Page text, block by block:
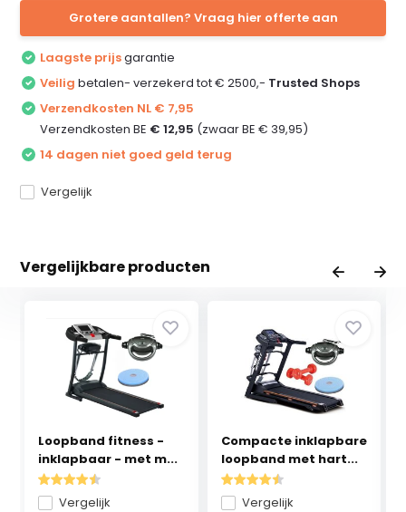
Grotere aantallen? Vraag hier offerte aan
Laagste prijsgarantie
Veilig betalen- verzekerd tot € 2500,- Trusted Shops
Verzendkosten NL € 7,95
Verzendkosten BE € 12,95 (zwaar BE € 39,95)
14 dagen niet goed geld terug
Vergelijk
Vergelijkbare producten
Loopband fitness -
inklapbaar - met m...
Vergelijk
Compacte inklapbare
loopband met hart...
Vergelijk